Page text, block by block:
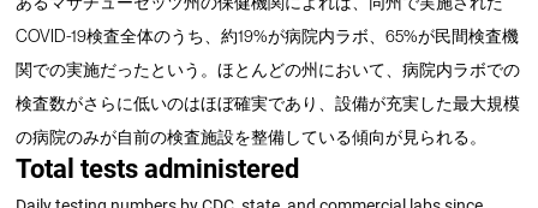
COVID-19検査全体のうち、約19%が病院内ラボ、65%が民間検査機
関での実施だったという。ほとんどの州において、病院内ラボでの
検査数がさらに低いのはほぼ確実であり、設備が充実した最大規模
の病院のみが自前の検査施設を整備している傾向が見られる。